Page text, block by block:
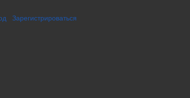
Зарегистрироваться